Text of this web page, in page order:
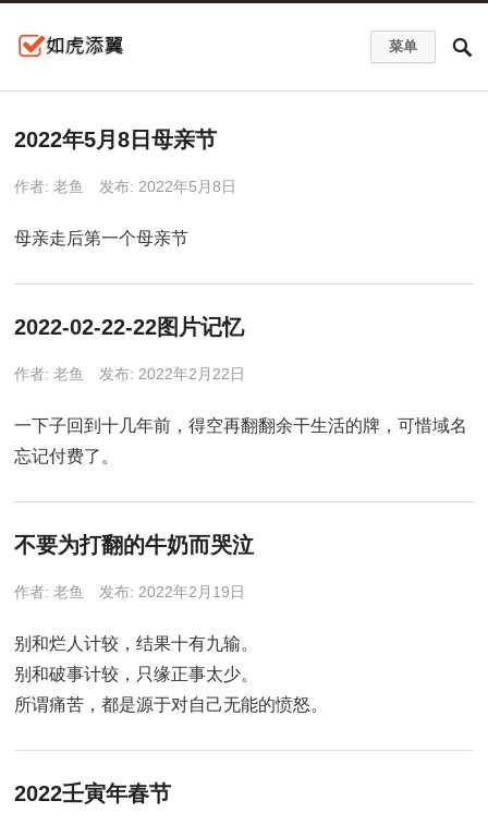
菜单
2022年5月8日母亲节
作者:老鱼 发布: 2022年5月8日
母亲走后第一个母亲节
2022-02-22-22图片记忆
作者:老鱼 发布: 2022年2月22日
一下子回到十几年前，得空再翻翻余干生活的牌，可惜域名
忘记付费了。
不要为打翻的牛奶而哭泣
作者:老鱼 发布: 2022年2月19日
别和烂人计较，结果十有九输。
别和破事计较，只缘正事太少。
所谓痛苦，都是源于对自己无能的愤怒。
2022壬寅年春节